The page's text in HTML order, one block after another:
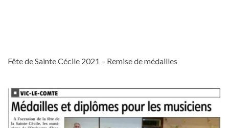
Fête de Sainte Cécile 2021 – Remise de médailles